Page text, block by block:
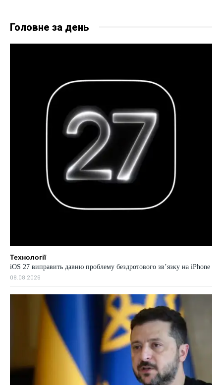
Головне за день
Технології
iOS 27 виправить давню проблему бездротового зв’язку на iPhone
08.08.2026